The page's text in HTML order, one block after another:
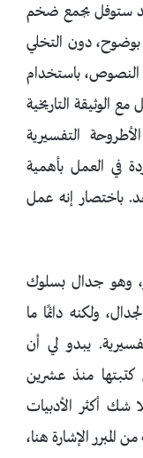
ستوفل بجمع ضخم
دون التخلي
النصوص، باستخدام
الوثيقة التاريخية
التفسيرية
في العمل بأهمية
باختصار إنه عمل
وهو جدال بسلوك
ولكنه دائمًا ما
يبدو لي أن
كتبتها منذ عشرين
شك أكثر الأدبيات
أنه من المبرر الإشارة هنا،